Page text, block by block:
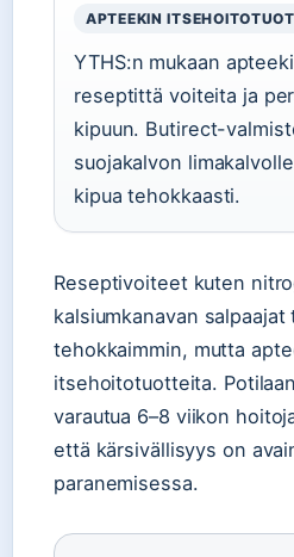
APTEEKIN
YTHS:n mukaan
reseptittä voiteita ja
kipuun. Butirect-
suojakalvon
kipua tehokkaasti.
Reseptivoiteet kuten
kalsiumkanavan salpaajat
tehokkaimmin, mutta
itsehoitotuotteita.
varautua 6–8 viikon
että kärsivällisyys on
paranemisessa.